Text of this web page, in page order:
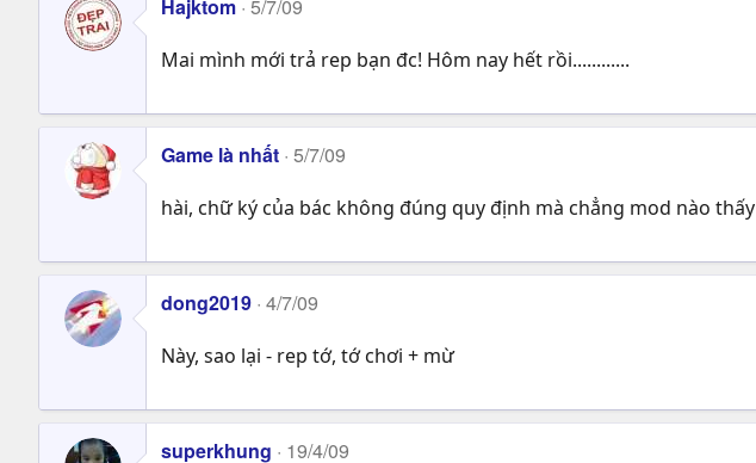
Hajktom 5/7/09
Mai mình mới trả rep bạn đc! Hôm nay hết rồi............
Game là nhất 5/7/09
hài, chữ ký của bác không đúng quy định mà chẳng mod nào thấy
dong2019 4/7/09
Này, sao lại - rep tớ, tớ chơi + mừ
superkhung 19/4/09